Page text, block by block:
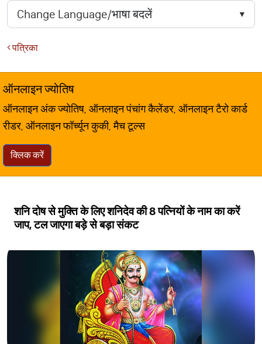
पत्रिका
ऑनलाइन ज्योतिष
ऑनलाइन अंक ज्योतिष, ऑनलाइन पंचांग कैलेंडर, ऑनलाइन टैरो कार्ड
रीडर, ऑनलाइन फॉर्च्यून कुकी, मैच टूल्स
क्लिक करें
शनि दोष से मुक्ति के लिए शनिदेव की 8 पत्नियों के नाम का करें
जाप, टल जाएगा बड़े से बड़ा संकट